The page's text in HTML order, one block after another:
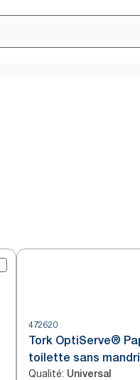
472620
Tork OptiServe®
toilette sans
Qualité: Universal